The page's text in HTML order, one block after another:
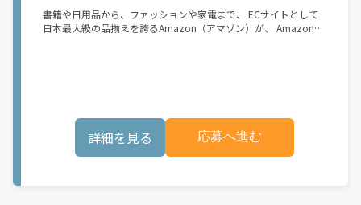
い条件および手数料が適用されます カスタマーサポート： Uber
Driver アプリ内のヘルプよりお問い合わせください。\"\"\"
書籍や日用品から、ファッションや家電まで、 ECサイトとして
日本最大級の品揃えを誇るAmazon（アマゾン）が、 Amazon
ンタル・リースサービスも利用できます！ 【Amazon Flexの魅
力】 ・少ない荷物量から試すこともでき、すぐ、簡単に始められ
る！ ・稼働する日や時間帯を自分で自由に決められるから、スキ
詳細を見る 応募へ進む